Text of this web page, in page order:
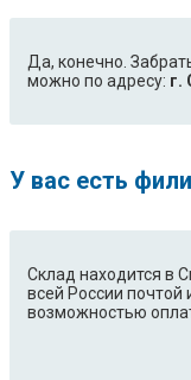
Да, конечно.
можно по адресу: г.
У вас есть
Склад находится в
всей России
возможностью